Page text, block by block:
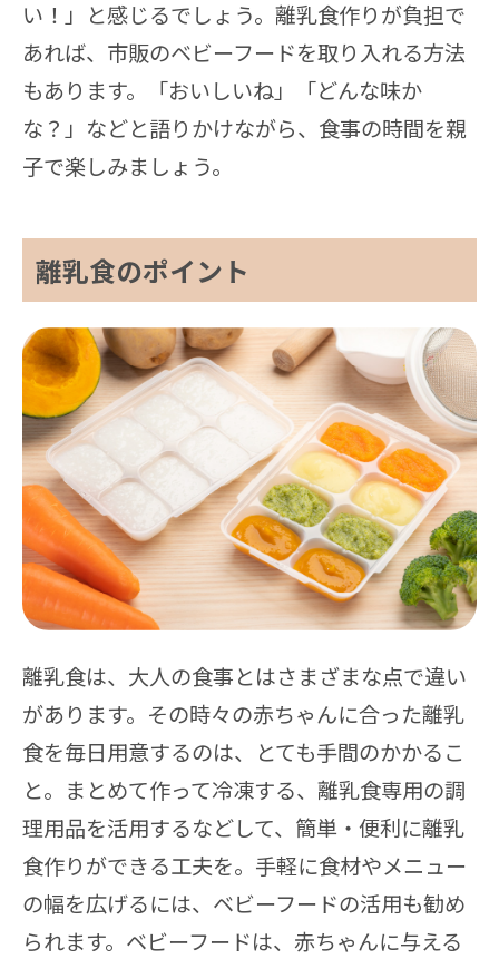
い！」と感じるでしょう。離乳食作りが負担で
あれば、市販のベビーフードを取り入れる方法
もあります。「おいしいね」「どんな味か
な？」などと語りかけながら、食事の時間を親
子で楽しみましょう。
離乳食のポイント
離乳食は、大人の食事とはさまざまな点で違い
があります。その時々の赤ちゃんに合った離乳
食を毎日用意するのは、とても手間のかかるこ
と。まとめて作って冷凍する、離乳食専用の調
理用品を活用するなどして、簡単・便利に離乳
食作りができる工夫を。手軽に食材やメニュー
の幅を広げるには、ベビーフードの活用も勧め
られます。ベビーフードは、赤ちゃんに与える